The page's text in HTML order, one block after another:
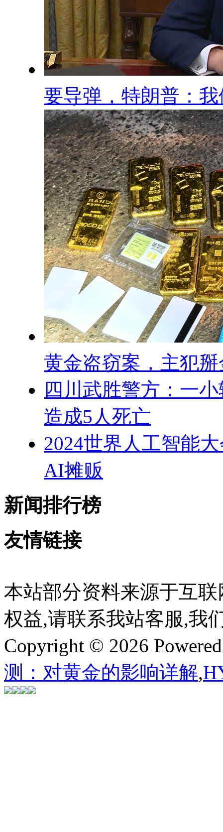
要导弹，特朗普：
黄金盗窃案，主犯
四川武胜警方：一
造成5人死亡
2024世界人工智能
AI摊贩
新闻排行榜
友情链接
本站部分资料来源于互
权益,请联系我站客服,我
Copyright © 2026
测：对黄金的影响详解,